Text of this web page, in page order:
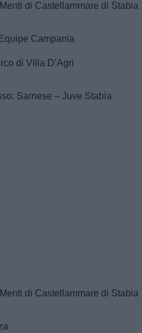
di Castellammare di Stabia
Campania
di Villa D’Agri
Sarnese – Juve Stabia
di Castellammare di Stabia